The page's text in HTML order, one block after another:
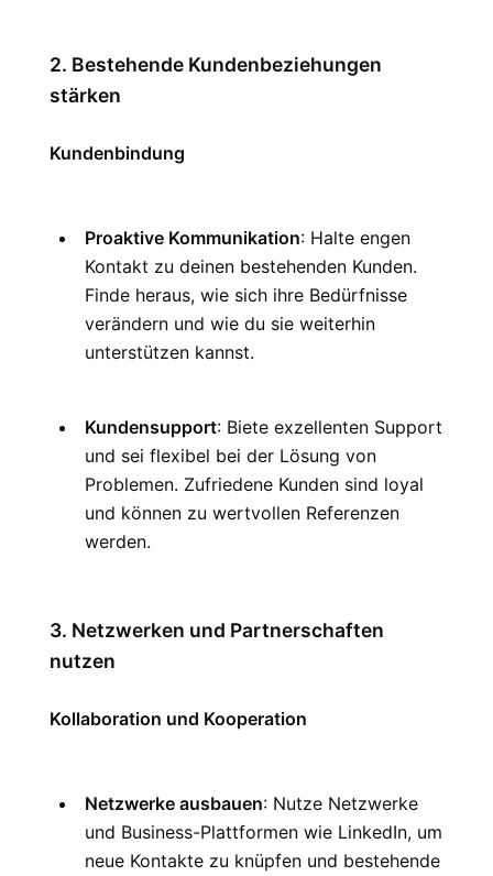
2. Bestehende Kundenbeziehungen
stärken
Kundenbindung
Proaktive Kommunikation: Halte engen
Kontakt zu deinen bestehenden Kunden.
Finde heraus, wie sich ihre Bedürfnisse
verändern und wie du sie weiterhin
unterstützen kannst.
Kundensupport: Biete exzellenten Support
und sei flexibel bei der Lösung von
Problemen. Zufriedene Kunden sind loyal
und können zu wertvollen Referenzen
werden.
3. Netzwerken und Partnerschaften
nutzen
Kollaboration und Kooperation
Netzwerke ausbauen: Nutze Netzwerke
und Business-Plattformen wie LinkedIn, um
neue Kontakte zu knüpfen und bestehende